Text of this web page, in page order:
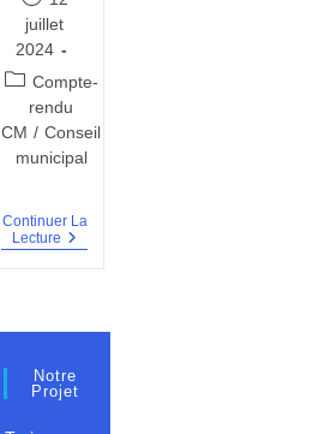
publiée :
juillet
2024
Post
category:
Compte-
rendu
CM / Conseil
municipal
Continuer La
Lecture PV
16
2024.
Notre
Projet